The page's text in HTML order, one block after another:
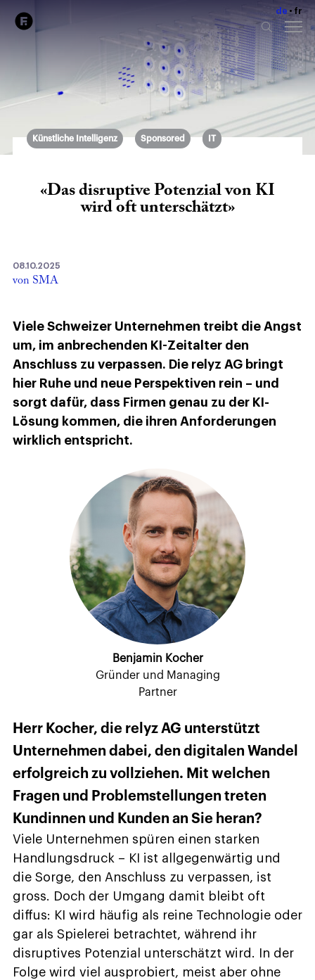
de fr
Künstliche Intelligenz Sponsored IT
«Das disruptive Potenzial von KI
wird oft unterschätzt»
08.10.2025
von SMA
Viele Schweizer Unternehmen treibt die Angst
um, im anbrechenden KI-Zeitalter den
Anschluss zu verpassen. Die relyz AG bringt
hier Ruhe und neue Perspektiven rein – und
sorgt dafür, dass Firmen genau zu der KI-
Lösung kommen, die ihren Anforderungen
wirklich entspricht.
Benjamin Kocher
Gründer und Managing
Partner
Herr Kocher, die relyz AG unterstützt
Unternehmen dabei, den digitalen Wandel
erfolgreich zu vollziehen. Mit welchen
Fragen und Problemstellungen treten
Kundinnen und Kunden an Sie heran?
Viele Unternehmen spüren einen starken
Handlungsdruck – KI ist allgegenwärtig und
die Sorge, den Anschluss zu verpassen, ist
gross. Doch der Umgang damit bleibt oft
diffus: KI wird häufig als reine Technologie oder
gar als Spielerei betrachtet, während ihr
disruptives Potenzial unterschätzt wird. In der
Folge wird viel ausprobiert, meist aber ohne